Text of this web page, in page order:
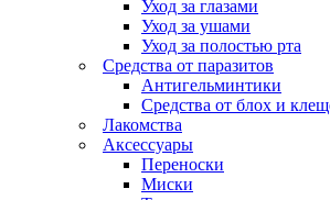
Уход за глазами
Уход за ушами
Уход за полостью рта
Средства от паразитов
Антигельминтики
Средства от блох и
Лакомства
Аксессуары
Переноски
Миски